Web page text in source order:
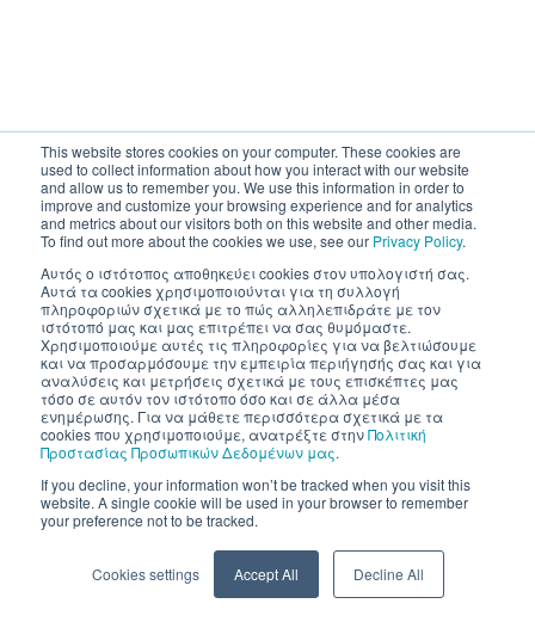
This website stores cookies on your computer. These cookies are
used to collect information about how you interact with our website
and allow us to remember you. We use this information in order to
improve and customize your browsing experience and for analytics
and metrics about our visitors both on this website and other media.
To find out more about the cookies we use, see our Privacy Policy.
Αυτός ο ιστότοπος αποθηκεύει cookies στον υπολογιστή σας.
Αυτά τα cookies χρησιμοποιούνται για τη συλλογή
πληροφοριών σχετικά με το πώς αλληλεπιδράτε με τον
ιστότοπό μας και μας επιτρέπει να σας θυμόμαστε.
Χρησιμοποιούμε αυτές τις πληροφορίες για να βελτιώσουμε
και να προσαρμόσουμε την εμπειρία περιήγησής σας και για
αναλύσεις και μετρήσεις σχετικά με τους επισκέπτες μας
τόσο σε αυτόν τον ιστότοπο όσο και σε άλλα μέσα
ενημέρωσης. Για να μάθετε περισσότερα σχετικά με τα
cookies που χρησιμοποιούμε, ανατρέξτε στηνΠολιτική
Προστασίας Προσωπικών Δεδομένων μας.
If you decline, your information won’t be tracked when you visit this
website. A single cookie will be used in your browser to remember
your preference not to be tracked.
Cookies settings Accept All Decline All